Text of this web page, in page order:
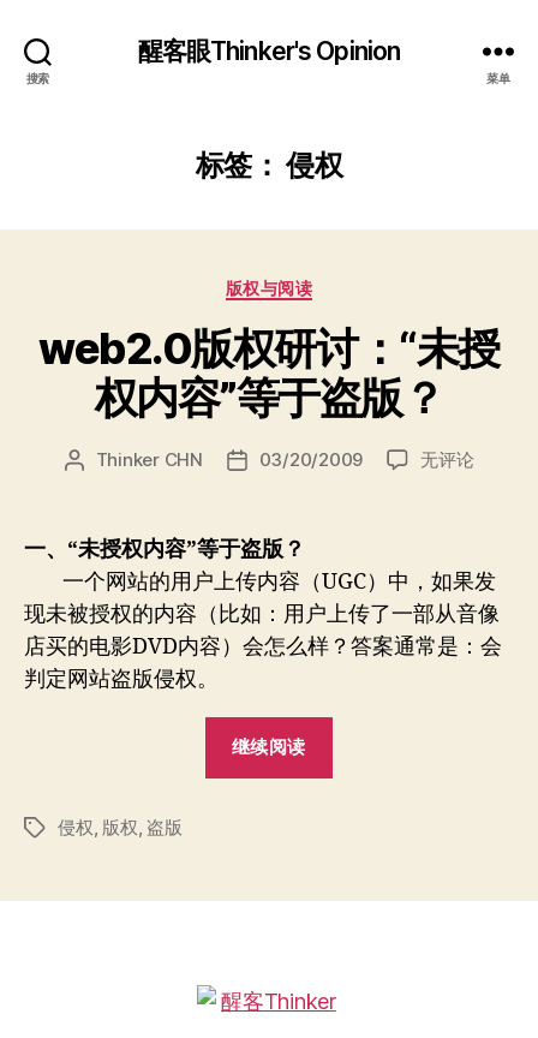
搜索
醒客眼Thinker's Opinion
菜单
标签：侵权
分
版权与阅读
web2.0版权研讨：“未授
权内容”等于盗版？
文
者
Thinker CHN
发
期
03/20/2009
web2.0
“未
授
权
无评论
一、“未授权内容”等于盗版？
一个网站的用户上传内容（UGC）中，如果发
现未被授权的内容（比如：用户上传了一部从音像
店买的电影DVD内容）会怎么样？答案通常是：会
判定网站盗版侵权。
继续阅读
内
标
侵权 版权 盗版